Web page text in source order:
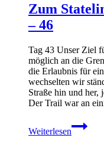
Zum
– 46
Tag 43 Unser Ziel
möglich an die
die Erlaubnis für
wechselten wir
Straße hin und her,
Der Trail war an
Weiterlesen
Zum
Stateline